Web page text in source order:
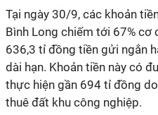
Tại ngày 30/9, các khoản
Bình Long chiếm tới 67% cơ
636,3 tỉ đồng tiền gửi ngắn
dài hạn. Khoản tiền này có
thực hiện gần 694 tỉ đồng
thuê đất khu công nghiệp.